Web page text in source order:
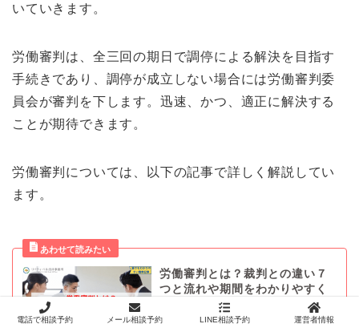
いていきます。
労働審判は、全三回の期日で調停による解決を目指す
手続きであり、調停が成立しない場合には労働審判委
員会が審判を下します。迅速、かつ、適正に解決する
ことが期待できます。
労働審判については、以下の記事で詳しく解説してい
ます。
労働審判とは？裁判との違い７
つと流れや期間をわかりやすく
電話で相談予約 メール相談予約 LINE相談予約 運営者情報